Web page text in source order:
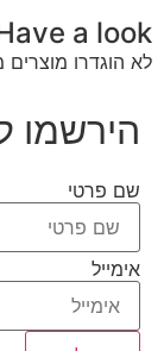
a look
לא הוגדרו
הירשמו
שם פרטי
אימייל